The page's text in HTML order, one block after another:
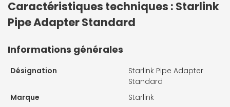
Caractéristiques techniques : Starlink
Pipe Adapter Standard
Informations générales
Désignation
Starlink Pipe Adapter
Standard
Marque
Starlink